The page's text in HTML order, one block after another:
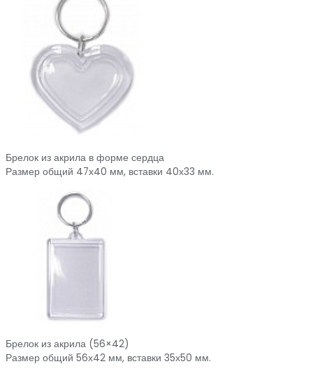
Брелок из акрила в форме сердца
Размер общий 47х40 мм, вставки 40х33 мм.
Брелок из акрила (56×42)
Размер общий 56х42 мм, вставки 35х50 мм.